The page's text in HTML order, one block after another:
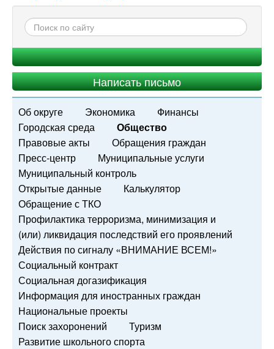
Написать письмо
Об округе Экономика
Финансы
Городская среда
Общество
Правовые акты
Обращения граждан
Пресс-центр
Муниципальные услуги
Муниципальный контроль
Открытые данные
Калькулятор
Обращение с ТКО
Профилактика терроризма, минимизация и
(или) ликвидация последствий его проявлений
Действия по сигналу «ВНИМАНИЕ ВСЕМ!»
Социальный контракт
Социальная догазификация
Информация для иностранных граждан
Национальные проекты
Поиск захоронений
Туризм
Развитие школьного спорта